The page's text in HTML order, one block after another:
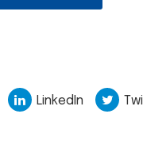
LinkedIn